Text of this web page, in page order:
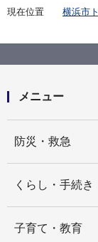
現在位置 横浜市
令和７
文化芸
メニュー
防災・救急
くらし・手続き
子育て・教育